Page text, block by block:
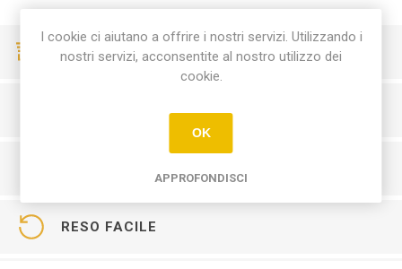
CONSEGNE VELOCI
PAGAMENTI SICURI
RESO FACILE
I cookie ci aiutano a offrire i nostri servizi. Utilizzando i
nostri servizi, acconsentite al nostro utilizzo dei
cookie.
OK
APPROFONDISCI